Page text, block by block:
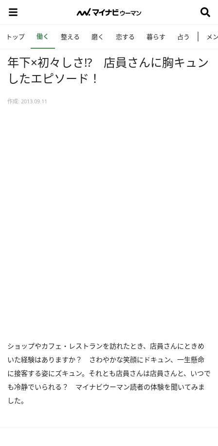
トップ 働く 整える 磨く 恋する 暮らす 占う メ
年下×初々しさ!? 店員さんに胸キュン
したエピソード！
作成: 2013.09.11
ショップやカフェ・レストランを訪れたとき、店員さんにときめ
いた経験はありますか？ さわやかな笑顔にドキュン、一生懸命
に接客する姿にズキュン。それとも店員さんは店員さんと、いつで
も冷静でいられる？ マイナビウーマン読者の体験を聞いてみま
した。